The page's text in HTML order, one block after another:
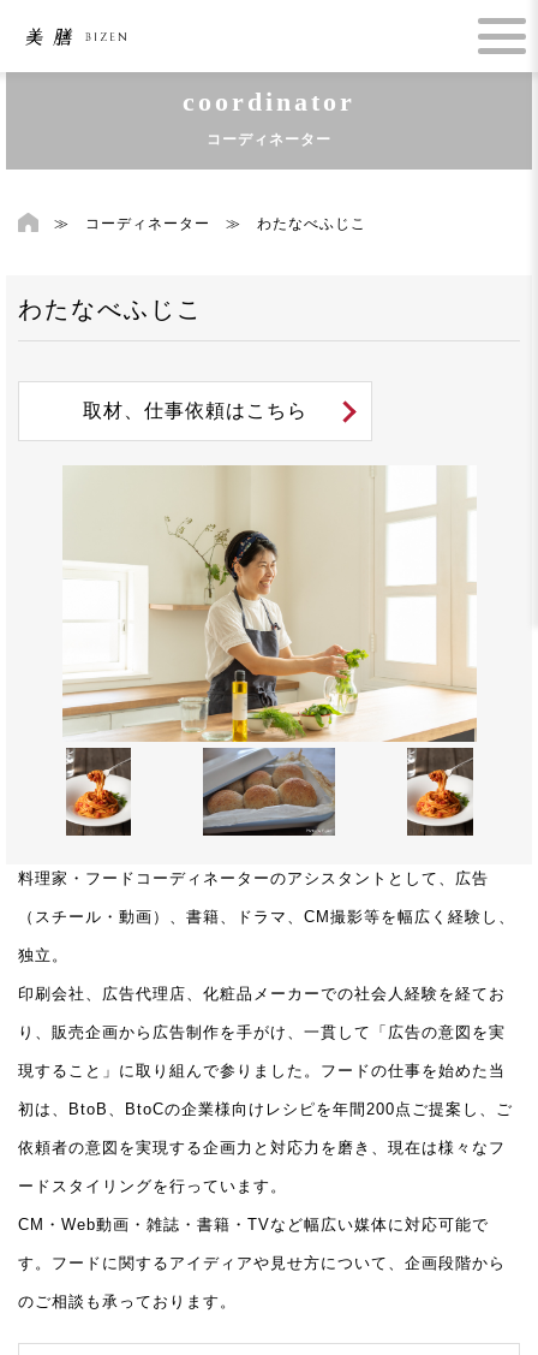
coordinator
コーディネーター
≫ コーディネーター ≫ わたなべふじこ
わたなべふじこ
取材、仕事依頼はこちら
料理家・フードコーディネーターのアシスタントとして、広告
（スチール・動画）、書籍、ドラマ、CM撮影等を幅広く経験し、
独立。
印刷会社、広告代理店、化粧品メーカーでの社会人経験を経てお
り、販売企画から広告制作を手がけ、一貫して「広告の意図を実
現すること」に取り組んで参りました。フードの仕事を始めた当
初は、BtoB、BtoCの企業様向けレシピを年間200点ご提案し、ご
依頼者の意図を実現する企画力と対応力を磨き、現在は様々なフ
ードスタイリングを行っています。
CM・Web動画・雑誌・書籍・TVなど幅広い媒体に対応可能で
す。フードに関するアイディアや見せ方について、企画段階から
のご相談も承っております。